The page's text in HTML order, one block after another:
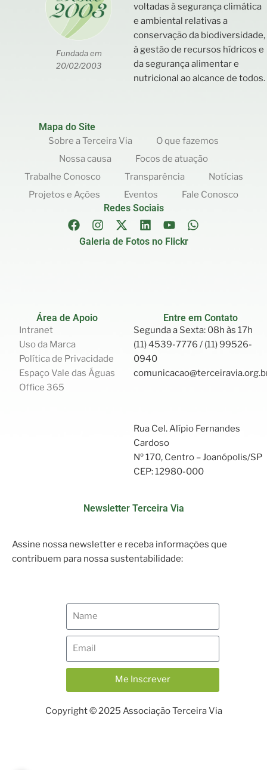
Fundada em
20/02/2003
voltadas à segurança climática
e ambiental relativas a
conservação da biodiversidade,
à gestão de recursos hídricos e
da segurança alimentar e
nutricional ao alcance de todos.
Mapa do Site
Sobre a Terceira Via
O que fazemos
Nossa causa
Focos de atuação
Trabalhe Conosco
Transparência
Notícias
Projetos e Ações
Eventos Fale Conosco
Redes Sociais
Galeria de Fotos no Flickr
Área de Apoio
Intranet
Uso da Marca
Política de Privacidade
Espaço Vale das Águas
Office 365
Entre em Contato
Segunda a Sexta: 08h às 17h
(11) 4539-7776 / (11) 99526-
0940
Rua Cel. Alípio Fernandes
Cardoso
Nº 170, Centro – Joanópolis/SP
CEP: 12980-000
Newsletter Terceira Via
Assine nossa newsletter e receba informações que
contribuem para nossa sustentabilidade:
Me Inscrever
Copyright © 2025 Associação Terceira Via